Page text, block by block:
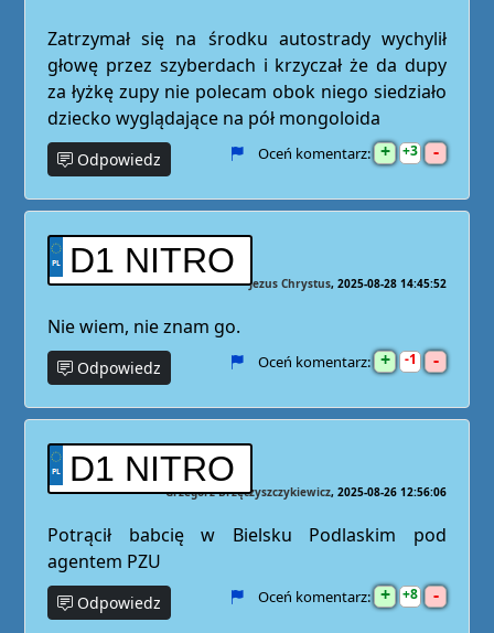
Zatrzymał się na środku autostrady wychylił
głowę przez szyberdach i krzyczał że da dupy
za łyżkę zupy nie polecam obok niego siedziało
dziecko wyglądające na pół mongoloida
Odpowiedz Oceń komentarz: + 3 -
D1 NITRO
Jezus Chrystus 2025-08-28 14:45:52
Nie wiem, nie znam go.
Odpowiedz Oceń komentarz: + 1 -
D1 NITRO
Grzegorz Brzęczyszczykiewicz 2025-08-26 12:56:06
Potrącił babcię w Bielsku Podlaskim pod
agentem PZU
Odpowiedz Oceń komentarz: + 8 -